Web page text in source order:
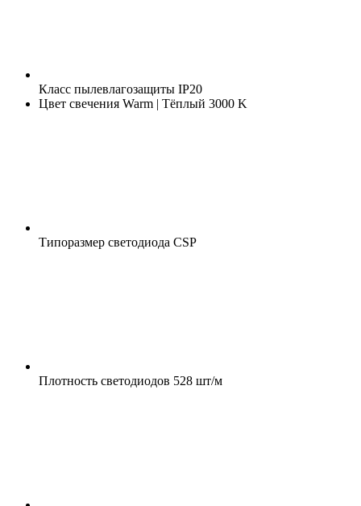
Класс пылевлагозащиты IP20
Цвет свечения Warm | Тёплый 3000 K
Типоразмер светодиода CSP
Плотность светодиодов 528 шт/м